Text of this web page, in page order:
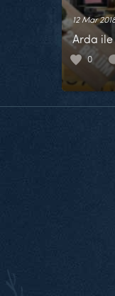
12 Mar
Arda ile
0